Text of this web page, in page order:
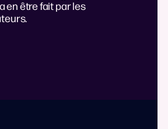
en être fait par les